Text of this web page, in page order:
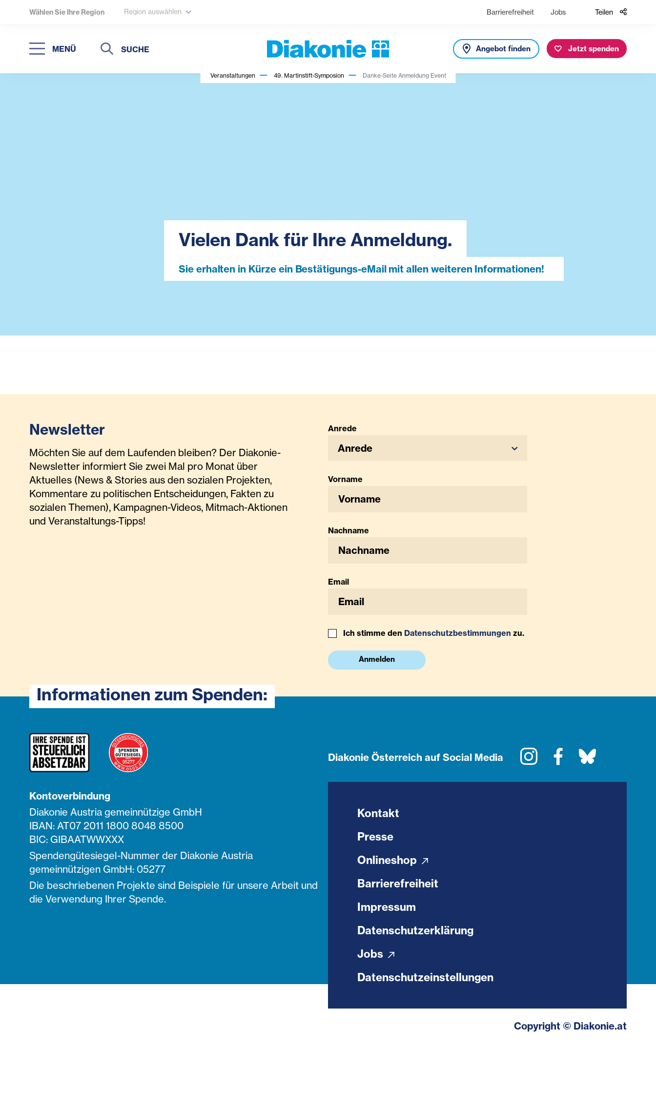
Wählen Sie Ihre Region Region auswählen Barrierefreiheit Jobs Teilen
MENÜ
Suche
Suche
Angebot finden Jetzt spenden
Veranstaltungen 49. Martinstift-Symposion Danke-Seite Anmeldung Event
Vielen Dank für Ihre Anmeldung.
Sie erhalten in Kürze ein Bestätigungs-eMail mit allen weiteren Informationen!
Newsletter
Möchten Sie auf dem Laufenden bleiben? Der Diakonie-
Newsletter informiert Sie zwei Mal pro Monat über
Aktuelles (News & Stories aus den sozialen Projekten,
Kommentare zu politischen Entscheidungen, Fakten zu
sozialen Themen), Kampagnen-Videos, Mitmach-Aktionen
und Veranstaltungs-Tipps!
Anrede
Anrede
Vorname
Nachname
Email
Ich stimme den Datenschutzbestimmungen zu.
Anmelden
Informationen zum Spenden:
Kontoverbindung
Diakonie Austria gemeinnützige GmbH
IBAN: AT07 2011 1800 8048 8500
BIC: GIBAATWWXXX
Spendengütesiegel-Nummer der Diakonie Austria
gemeinnützigen GmbH: 05277
Die beschriebenen Projekte sind Beispiele für unsere Arbeit und
die Verwendung Ihrer Spende.
Diakonie Österreich auf Social Media InstagramFacebook
Kontakt
Presse
Onlineshop
Barrierefreiheit
Impressum
Datenschutzerklärung
Jobs
Datenschutzeinstellungen
Copyright © Diakonie.at